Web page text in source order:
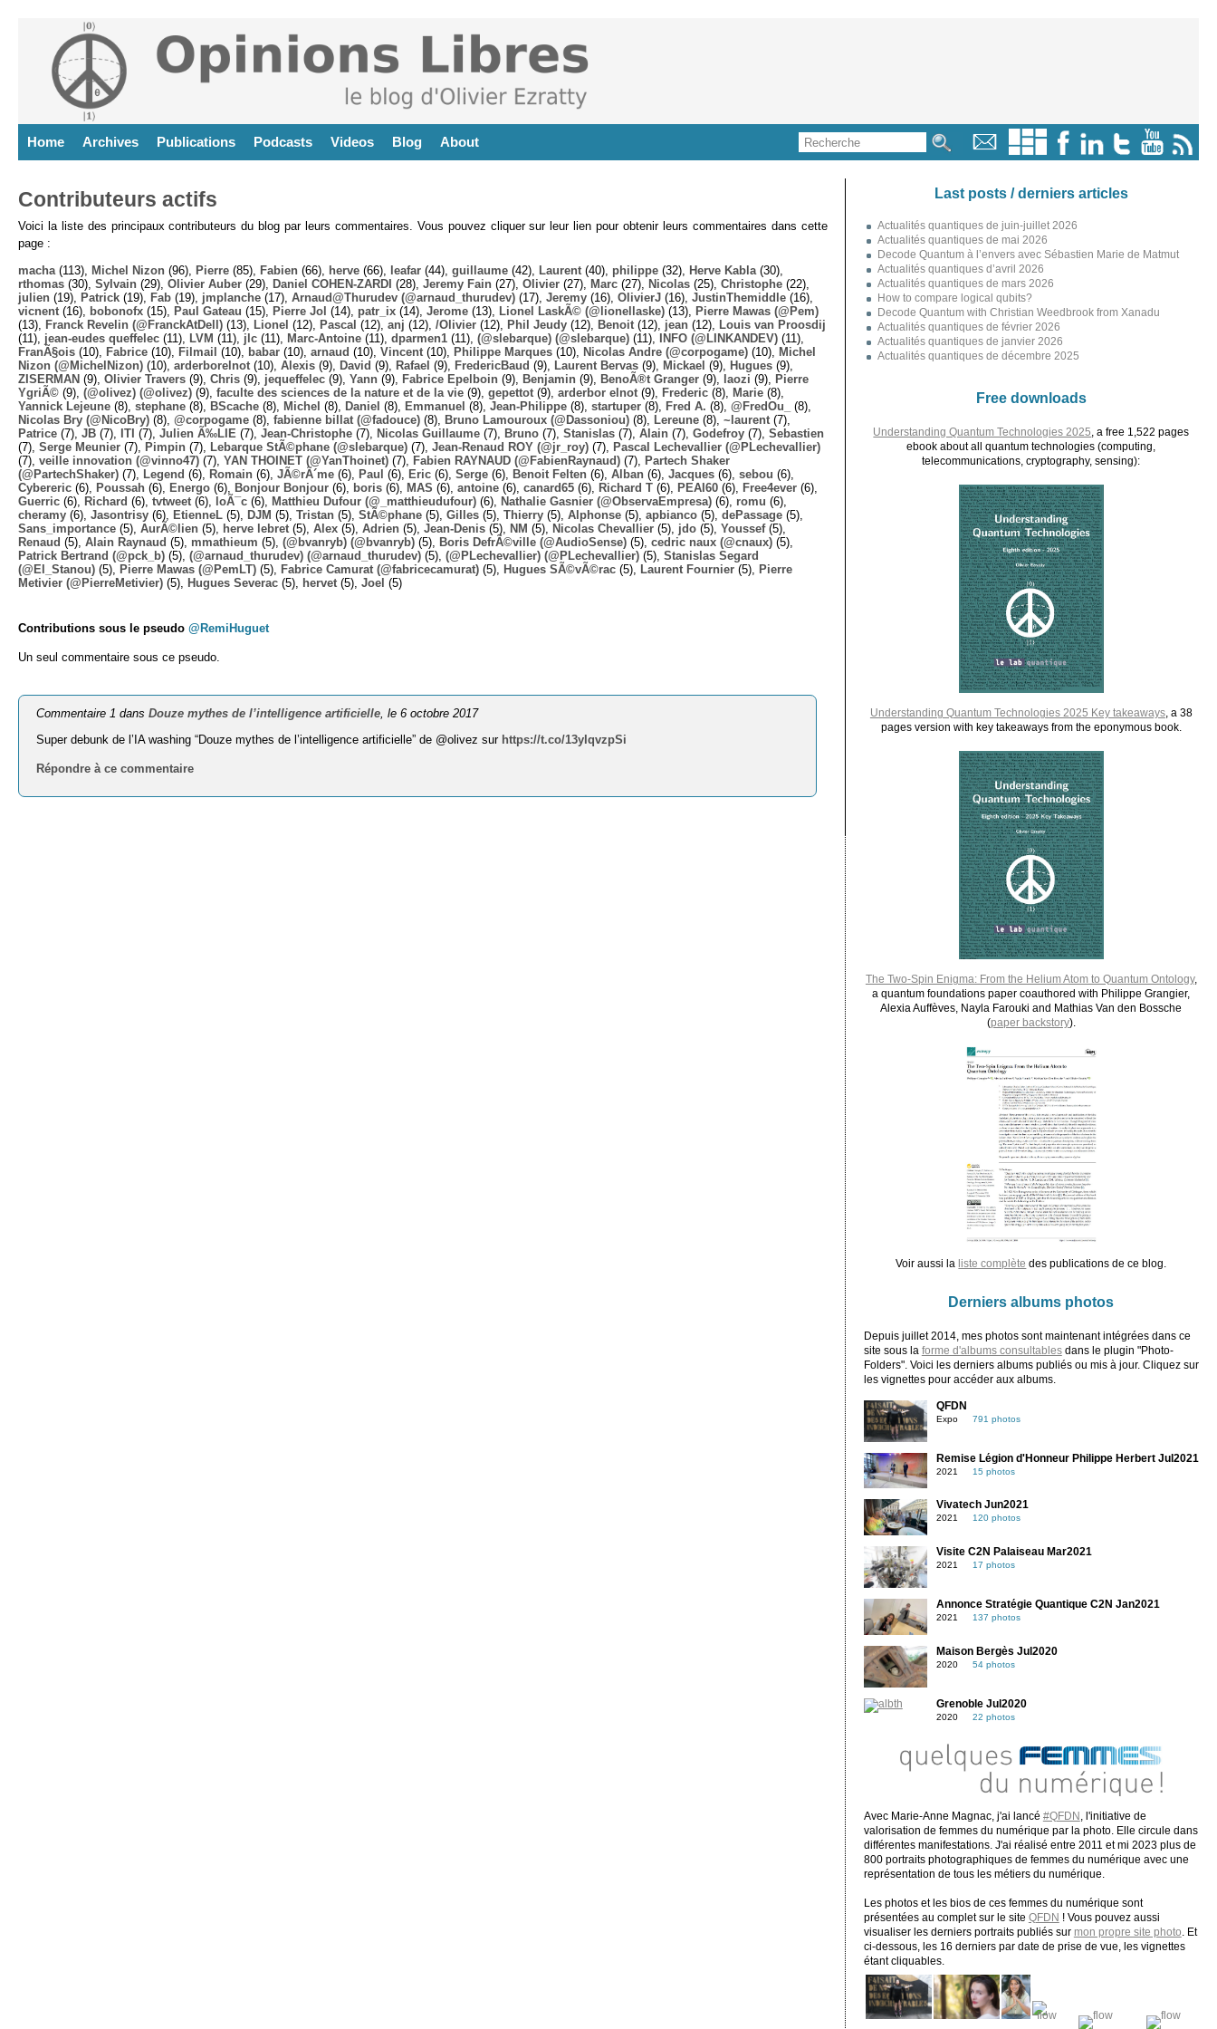
Home Archives Publications Podcasts Videos Blog About
Contributeurs actifs
Voici la liste des principaux contributeurs du blog par leurs commentaires. Vous pouvez cliquer sur leur lien pour obtenir leurs commentaires dans cette
page :
macha (113), Michel Nizon (96), Pierre (85), Fabien (66), herve (66), leafar (44), guillaume (42), Laurent (40), philippe (32), Herve Kabla (30),
rthomas (30), Sylvain (29), Olivier Auber (29), Daniel COHEN-ZARDI (28), Jeremy Fain (27), Olivier (27), Marc (27), Nicolas (25), Christophe (22),
julien (19), Patrick (19), Fab (19), jmplanche (17), Arnaud@Thurudev (@arnaud_thurudev) (17), Jeremy (16), OlivierJ (16), JustinThemiddle (16),
vicnent (16), bobonofx (15), Paul Gateau (15), Pierre Jol (14), patr_ix (14), Jerome (13), Lionel LaskÃ© (@lionellaske) (13),
Pierre Mawas (@Pem)
(13),
Franck Revelin (@FranckAtDell) (13), Lionel (12), Pascal (12), anj (12), /Olivier (12), Phil Jeudy (12), Benoit (12), jean (12),
Louis van Proosdij
(11), jean-eudes queffelec (11), LVM (11), jlc (11), Marc-Antoine (11), dparmen1 (11), (@slebarque) (@slebarque) (11), INFO (@LINKANDEV) (11),
FranÃ§ois (10), Fabrice (10), Filmail (10), babar (10), arnaud (10), Vincent (10), Philippe Marques (10), Nicolas Andre (@corpogame) (10),
Michel
Nizon (@MichelNizon) (10), arderborelnot (10), Alexis (9), David (9), Rafael (9), FredericBaud (9), Laurent Bervas (9), Mickael (9), Hugues (9),
ZISERMAN (9), Olivier Travers (9), Chris (9), jequeffelec (9), Yann (9), Fabrice Epelboin (9), Benjamin (9), BenoÃ®t Granger (9), laozi (9),
Pierre
YgriÃ© (9), (@olivez) (@olivez) (9), faculte des sciences de la nature et de la vie (9), gepettot (9), arderbor elnot (9), Frederic (8), Marie (8),
Yannick Lejeune (8), stephane (8), BScache (8), Michel (8), Daniel (8), Emmanuel (8), Jean-Philippe (8), startuper (8), Fred A. (8), @FredOu_
(8),
Nicolas Bry (@NicoBry) (8), @corpogame (8), fabienne billat (@fadouce) (8), Bruno Lamouroux (@Dassoniou) (8), Lereune (8), ~laurent (7),
Patrice (7), JB (7), ITI (7), Julien Ã‰LIE (7), Jean-Christophe (7), Nicolas Guillaume (7), Bruno (7), Stanislas (7), Alain (7), Godefroy (7), Sebastien
(7), Serge Meunier (7), Pimpin (7), Lebarque StÃ©phane (@slebarque) (7), Jean-Renaud ROY (@jr_roy) (7),
Pascal Lechevallier (@PLechevallier)
(7), veille innovation (@vinno47) (7), YAN THOINET (@YanThoinet) (7), Fabien RAYNAUD (@FabienRaynaud) (7),
Partech Shaker
(@PartechShaker) (7), Legend (6), Romain (6), JÃ©rÃ´me (6), Paul (6), Eric (6), Serge (6), Benoit Felten (6), Alban (6), Jacques (6), sebou (6),
Cybereric (6), Poussah (6), Energo (6), Bonjour Bonjour (6), boris (6), MAS (6), antoine (6), canard65 (6), Richard T (6), PEAI60 (6), Free4ever (6),
Guerric (6), Richard (6), tvtweet (6), loÃ¯c (6), Matthieu Dufour (@_matthieudufour) (6), Nathalie Gasnier (@ObservaEmpresa) (6), romu (6),
cheramy (6), Jasontrisy (6), EtienneL (5), DJM (5), Tristan (5), StÃ©phane (5), Gilles (5), Thierry (5), Alphonse (5), apbianco (5), dePassage (5),
Sans_importance (5), AurÃ©lien (5), herve lebret (5), Alex (5), Adrien (5), Jean-Denis (5), NM (5), Nicolas Chevallier (5), jdo (5), Youssef(5),
Renaud (5), Alain Raynaud (5), mmathieum (5), (@bvanryb) (@bvanryb) (5), Boris DefrÃ©ville (@AudioSense) (5), cedric naux (@cnaux) (5),
Patrick Bertrand (@pck_b) (5), (@arnaud_thurudev) (@arnaud_thurudev) (5), (@PLechevallier) (@PLechevallier) (5), Stanislas Segard
(@El_Stanou) (5), Pierre Mawas (@PemLT) (5), Fabrice Camurat (@fabricecamurat) (5), Hugues SÃ©vÃ©rac (5), Laurent Fournier (5),
Pierre
Metivier (@PierreMetivier) (5), Hugues Severac (5), hervet (5), Joel (5)
Contributions sous le pseudo @RemiHuguet
Un seul commentaire sous ce pseudo.
Commentaire 1 dansDouze mythes de l’intelligence artificielle , le 6 octobre 2017
Super debunk de l’IA washing “Douze mythes de l’intelligence artificielle” de @olivez sur https://t.co/13yIqvzpSi
Répondre à ce commentaire
Last posts / derniers articles
Actualités quantiques de juin-juillet 2026
Actualités quantiques de mai 2026
Decode Quantum à l’envers avec Sébastien Marie de Matmut
Actualités quantiques d’avril 2026
Actualités quantiques de mars 2026
How to compare logical qubits?
Decode Quantum with Christian Weedbrook from Xanadu
Actualités quantiques de février 2026
Actualités quantiques de janvier 2026
Actualités quantiques de décembre 2025
Free downloads
Understanding Quantum Technologies 2025 , a free 1,522 pages
ebook about all quantum technologies (computing,
telecommunications, cryptography, sensing):
Understanding Quantum Technologies 2025 Key takeaways, a 38
pages version with key takeaways from the eponymous book.
The Two-Spin Enigma: From the Helium Atom to Quantum Ontology,
a quantum foundations paper coauthored with Philippe Grangier,
Alexia Auffèves, Nayla Farouki and Mathias Van den Bossche
(paper backstory).
Voir aussi la liste complète des publications de ce blog.
Derniers albums photos
Depuis juillet 2014, mes photos sont maintenant intégrées dans ce
site sous la forme d'albums consultablesdans le plugin "Photo-
Folders". Voici les derniers albums publiés ou mis à jour. Cliquez sur
les vignettes pour accéder aux albums.
QFDN
Expo 791 photos
Remise Légion d'Honneur Philippe Herbert Jul2021
2021 15 photos
Vivatech Jun2021
2021 120 photos
Visite C2N Palaiseau Mar2021
2021 17 photos
Annonce Stratégie Quantique C2N Jan2021
2021 137 photos
Maison Bergès Jul2020
2020 54 photos
Grenoble Jul2020
2020 22 photos
Avec Marie-Anne Magnac, j'ai lancé #QFDN
, l'initiative de
valorisation de femmes du numérique par la photo. Elle circule dans
différentes manifestations. J'ai réalisé entre 2011 et mi 2023 plus de
800 portraits photographiques de femmes du numérique avec une
représentation de tous les métiers du numérique.
Les photos et les bios de ces femmes du numérique sont
présentées au complet sur le site QFDN ! Vous pouvez aussi
visualiser les derniers portraits publiés sur mon propre site photo . Et
ci-dessous, les 16 derniers par date de prise de vue, les vignettes
étant cliquables.